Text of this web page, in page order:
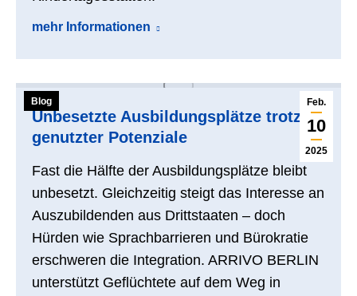
mehr Informationen
Feb.
10
2025
Blog
Unbesetzte Ausbildungsplätze trotz
genutzter Potenziale
Fast die Hälfte der Ausbildungsplätze bleibt
unbesetzt. Gleichzeitig steigt das Interesse an
Auszubildenden aus Drittstaaten – doch
Hürden wie Sprachbarrieren und Bürokratie
erschweren die Integration. ARRIVO BERLIN
unterstützt Geflüchtete auf dem Weg in